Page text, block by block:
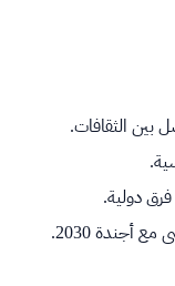
بين الثقافات.
دولية.
أجندة 2030.